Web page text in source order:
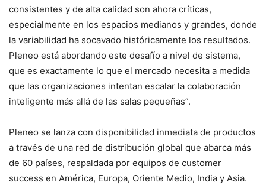
consistentes y de alta calidad son ahora críticas,
especialmente en los espacios medianos y grandes, donde
la variabilidad ha socavado históricamente los resultados.
Pleneo está abordando este desafío a nivel de sistema,
que es exactamente lo que el mercado necesita a medida
que las organizaciones intentan escalar la colaboración
inteligente más allá de las salas pequeñas”.
Pleneo se lanza con disponibilidad inmediata de productos
a través de una red de distribución global que abarca más
de 60 países, respaldada por equipos de customer
success en América, Europa, Oriente Medio, India y Asia.